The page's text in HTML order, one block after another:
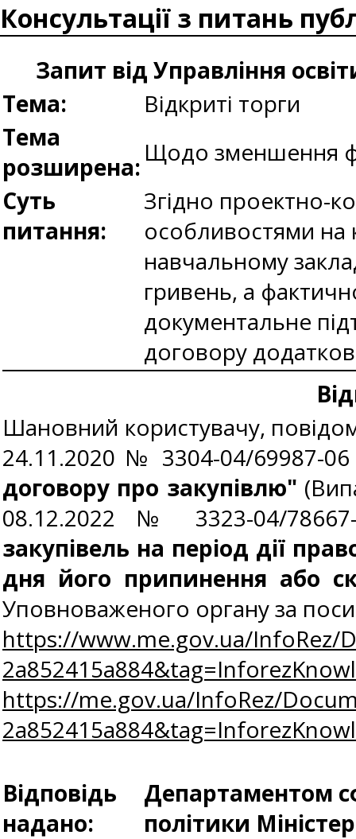
Консультації з питань
Запит від Управління
Тема:
Відкриті торги
Тема
розширена: Щодо зменшення
Суть
питання:
Згідно проектно-
особливостями на
навчальному
гривень, а
документальне
договору
Шановний користувачу,
24.11.2020 № 3304-04/69987-
договору про закупівлю"
08.12.2022 № 3323-04/
закупівель на період дії
дня його припинення або
Уповноваженого органу за
https://www.me.gov.ua/InfoRez/
https://me.gov.ua/InfoRez/
Відповідь
надано:
Департаментом
політики